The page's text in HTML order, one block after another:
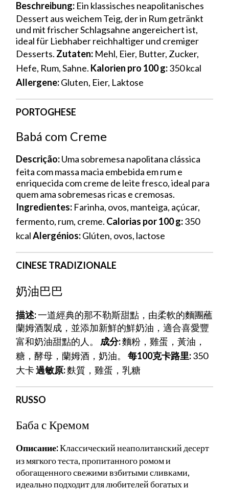
Beschreibung: Ein klassisches neapolitanisches
Dessert aus weichem Teig, der in Rum getränkt
und mit frischer Schlagsahne angereichert ist,
ideal für Liebhaber reichhaltiger und cremiger
Desserts. Zutaten: Mehl, Eier, Butter, Zucker,
Hefe, Rum, Sahne. Kalorien pro 100 g:350 kcal
Allergene:Gluten, Eier, Laktose
PORTOGHESE
Babá com Creme
Descrição:Uma sobremesa napolitana clássica
feita com massa macia embebida em rum e
enriquecida com creme de leite fresco, ideal para
quem ama sobremesas ricas e cremosas.
Ingredientes: Farinha, ovos, manteiga, açúcar,
fermento, rum, creme. Calorias por 100 g:350
kcalAlergénios:Glúten, ovos, lactose
CINESE TRADIZIONALE
奶油巴巴
描述:一道經典的那不勒斯甜點，由柔軟的麵團蘸
蘭姆酒製成，並添加新鮮的鮮奶油，適合喜愛豐
富和奶油甜點的人。 成分:麵粉，雞蛋，黃油，
糖，酵母，蘭姆酒，奶油。 每100克卡路里:350
大卡過敏原:麩質，雞蛋，乳糖
RUSSO
Баба с Кремом
Описание:Классический неаполитанский десерт
из мягкого теста, пропитанного ромом и
обогащенного свежими взбитыми сливками,
идеально подходит для любителей богатых и